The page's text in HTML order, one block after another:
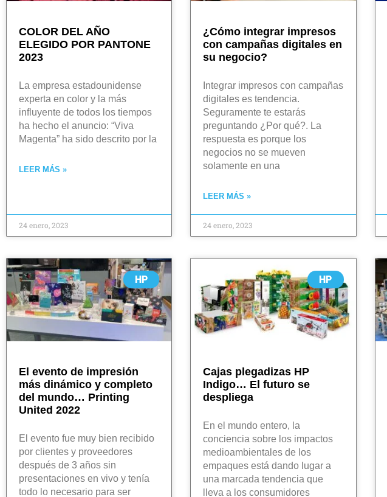
COLOR DEL AÑO
ELEGIDO POR PANTONE
2023
La empresa estadounidense
experta en color y la más
influyente de todos los tiempos
ha hecho el anuncio: “Viva
Magenta” ha sido descrito por la
LEER MÁS »
24 enero, 2023
¿Cómo integrar impresos
con campañas digitales en
su negocio?
Integrar impresos con campañas
digitales es tendencia.
Seguramente te estarás
preguntando ¿Por qué?. La
respuesta es porque los
negocios no se mueven
solamente en una
LEER MÁS »
24 enero, 2023
HP
El evento de impresión
más dinámico y completo
del mundo… Printing
United 2022
El evento fue muy bien recibido
por clientes y proveedores
después de 3 años sin
presentaciones en vivo y tenía
todo lo necesario para ser
HP
Cajas plegadizas HP
Indigo… El futuro se
despliega
En el mundo entero, la
conciencia sobre los impactos
medioambientales de los
empaques está dando lugar a
una marcada tendencia que
lleva a los consumidores